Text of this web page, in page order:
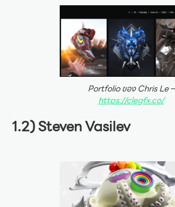
Portfolio ของ Chris Le –
https://clegfx.co/
1.2) Steven Vasilev